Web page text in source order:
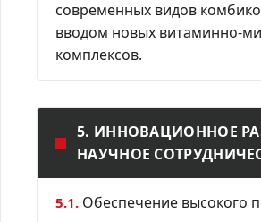
современных видов
вводом новых витаминно-
комплексов.
5. ИННОВАЦИОННОЕ
НАУЧНОЕ
5.1. Обеспечение высокого